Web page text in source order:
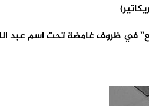
في ظروف غامضة تحت اسم